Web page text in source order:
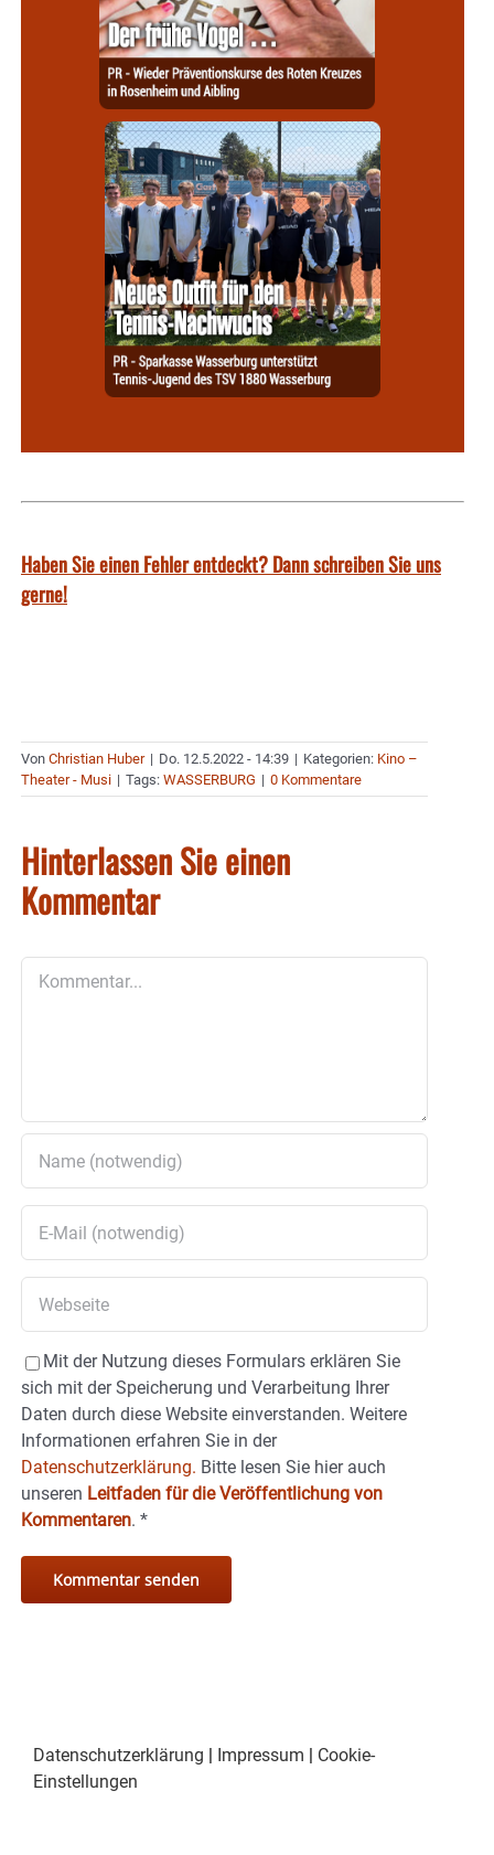
Haben Sie einen Fehler entdeckt? Dann schreiben Sie uns
gerne!
Von Christian Huber | Do. 12.5.2022 - 14:39 | Kategorien: Kino –
Theater - Musi | Tags: WASSERBURG | 0 Kommentare
Hinterlassen Sie einen
Kommentar
Mit der Nutzung dieses Formulars erklären Sie
sich mit der Speicherung und Verarbeitung Ihrer
Daten durch diese Website einverstanden. Weitere
Informationen erfahren Sie in der
Datenschutzerklärung. Bitte lesen Sie hier auch
unseren Leitfaden für die Veröffentlichung von
Kommentaren. *
Datenschutzerklärung Impressum
Cookie-
Einstellungen